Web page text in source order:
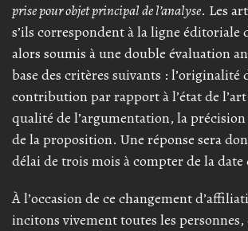
prise pour objet principal de l’analyse. Les
s’ils correspondent à la ligne éditoriale
alors soumis à une double évaluation
base des critères suivants : l’originalité
contribution par rapport à l’état de
qualité de l’argumentation, la
de la proposition. Une réponse sera
délai de trois mois à compter de la date
À l’occasion de ce changement
incitons vivement toutes les personnes,